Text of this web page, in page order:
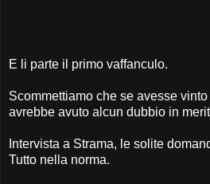
E li parte il primo vaffanculo.
Scommettiamo che se avesse
avrebbe avuto alcun dubbio in
Intervista a Strama, le solite
Tutto nella norma.